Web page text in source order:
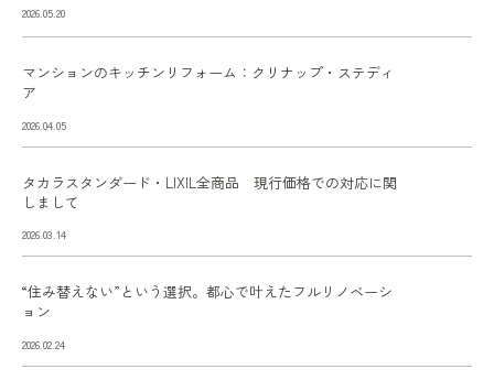
2026.05.20
マンションのキッチンリフォーム：クリナップ・ステディ
ア
2026.04.05
タカラスタンダード・LIXIL全商品 現行価格での対応に関
しまして
2026.03.14
“住み替えない”という選択。都心で叶えたフルリノベーシ
ョン
2026.02.24